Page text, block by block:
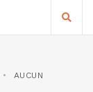
AUCUN